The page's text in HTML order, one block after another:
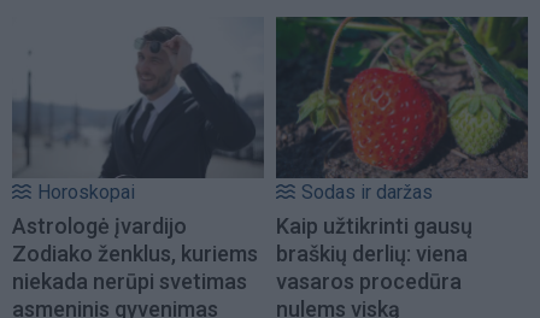
Horoskopai
Astrologė įvardijo
Zodiako ženklus, kuriems
niekada nerūpi svetimas
asmeninis gyvenimas
Sodas ir daržas
Kaip užtikrinti gausų
braškių derlių: viena
vasaros procedūra
nulems viską